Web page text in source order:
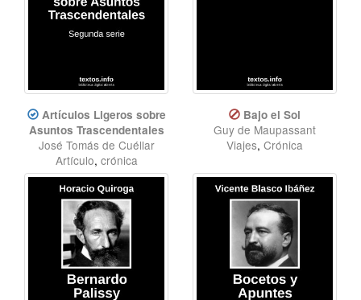
Artículos Ligeros sobre
Asuntos Trascendentales
José Tomás de Cuéllar
Artículo, crónica
Bajo el Sol
Guy de Maupassant
Viajes, Crónica